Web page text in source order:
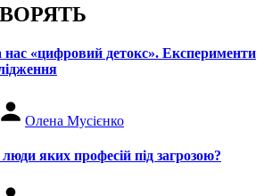
«цифровий детокс». Експерименти
Олена Мусієнко
яких професій під загрозою?